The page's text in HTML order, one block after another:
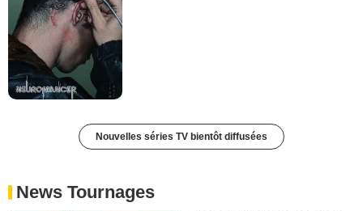
Nouvelles séries TV bientôt diffusées
News Tournages